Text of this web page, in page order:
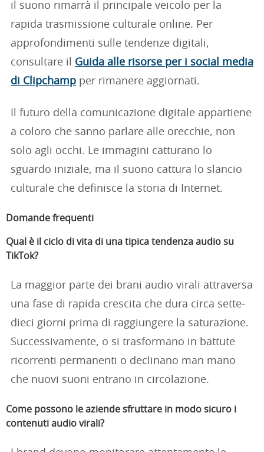
il suono rimarrà il principale veicolo per la
rapida trasmissione culturale online. Per
approfondimenti sulle tendenze digitali,
consultare il Guida alle risorse per i social media
di Clipchamp per rimanere aggiornati.
Il futuro della comunicazione digitale appartiene
a coloro che sanno parlare alle orecchie, non
solo agli occhi. Le immagini catturano lo
sguardo iniziale, ma il suono cattura lo slancio
culturale che definisce la storia di Internet.
Domande frequenti
Qual è il ciclo di vita di una tipica tendenza audio su
TikTok?
La maggior parte dei brani audio virali attraversa
una fase di rapida crescita che dura circa sette-
dieci giorni prima di raggiungere la saturazione.
Successivamente, o si trasformano in battute
ricorrenti permanenti o declinano man mano
che nuovi suoni entrano in circolazione.
Come possono le aziende sfruttare in modo sicuro i
contenuti audio virali?